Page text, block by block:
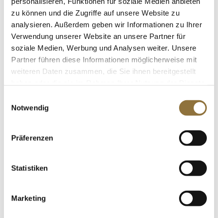
zu können und die Zugriffe auf unsere Website zu
analysieren. Außerdem geben wir Informationen zu Ihrer
Verwendung unserer Website an unsere Partner für
soziale Medien, Werbung und Analysen weiter. Unsere
Partner führen diese Informationen möglicherweise mit
weiteren Daten zusammen, die Sie ihnen bereitgestellt
Notwendig
Präferenzen
Statistiken
Marketing
LEBENSMITTELKENNZEICHNUNGEN
Art.Nr.:10416
€ 73,08
Dutzend, Francaise de Gastronomie,